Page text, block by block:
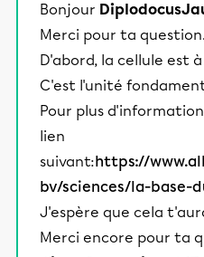
Bonjour
Merci pour ta question.
D'abord, la cellule est
C'est l'unité
Pour plus
lien
suivant:https://
bv/sciences/la-base-
J'espère que cela
Merci encore pour ta